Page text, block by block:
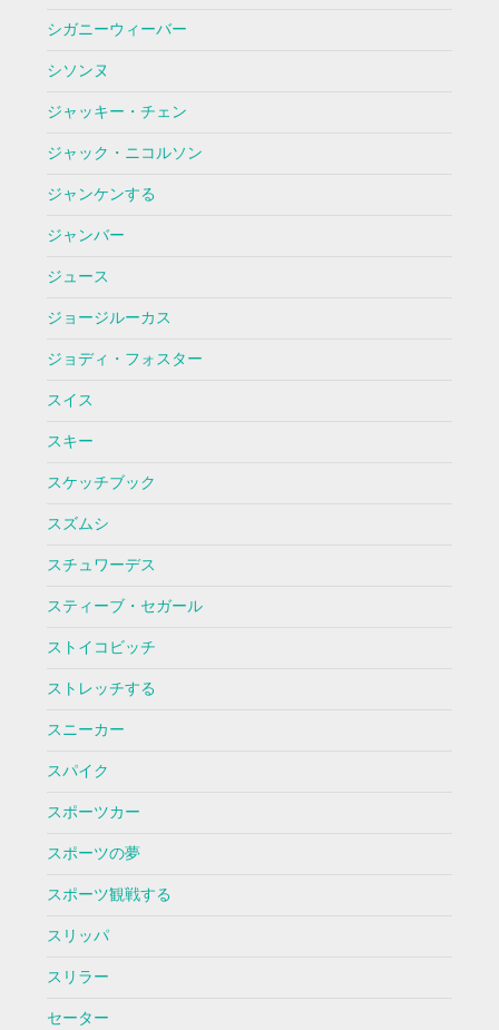
シガニーウィーバー
シソンヌ
ジャッキー・チェン
ジャック・ニコルソン
ジャンケンする
ジャンバー
ジュース
ジョージルーカス
ジョディ・フォスター
スイス
スキー
スケッチブック
スズムシ
スチュワーデス
スティーブ・セガール
ストイコビッチ
ストレッチする
スニーカー
スパイク
スポーツカー
スポーツの夢
スポーツ観戦する
スリッパ
スリラー
セーター